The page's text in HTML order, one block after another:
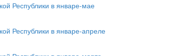
Республики в январе-мае
Республики в январе-апреле